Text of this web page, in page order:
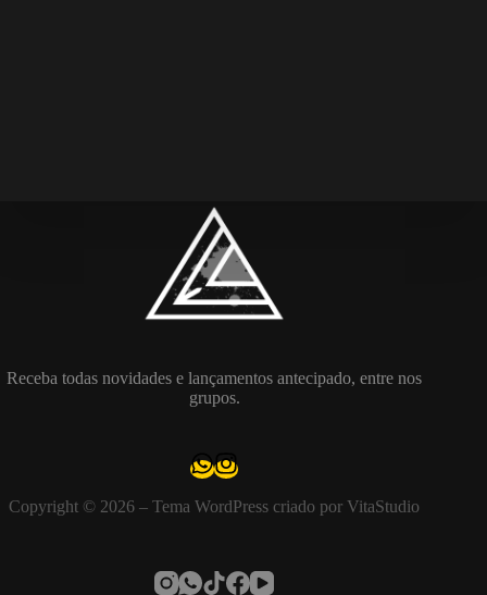
Receba todas novidades e lançamentos antecipado, entre nos
grupos.
Copyright © 2026 – Tema WordPress criado por VitaStudio